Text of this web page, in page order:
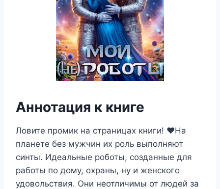
Аннотация к книге
Ловите промик на страницах книги! ‍❤️‍На
планете без мужчин их роль выполняют
синты. Идеальные роботы, созданные для
работы по дому, охраны, ну и женского
удовольствия. Они неотличимы от людей за